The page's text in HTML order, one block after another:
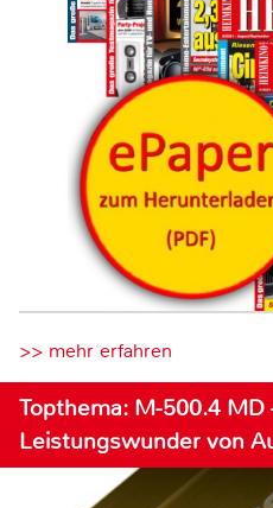
>> mehr erfahren
Topthema: M-500.4 MD
Leistungswunder von